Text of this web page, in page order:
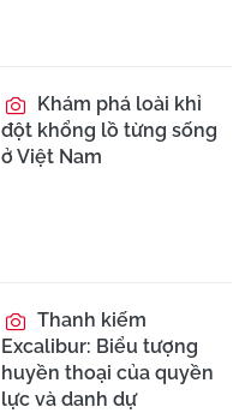
Khám phá loài khỉ
đột khổng lồ từng sống
ở Việt Nam
Thanh kiếm
Excalibur: Biểu tượng
huyền thoại của quyền
lực và danh dự